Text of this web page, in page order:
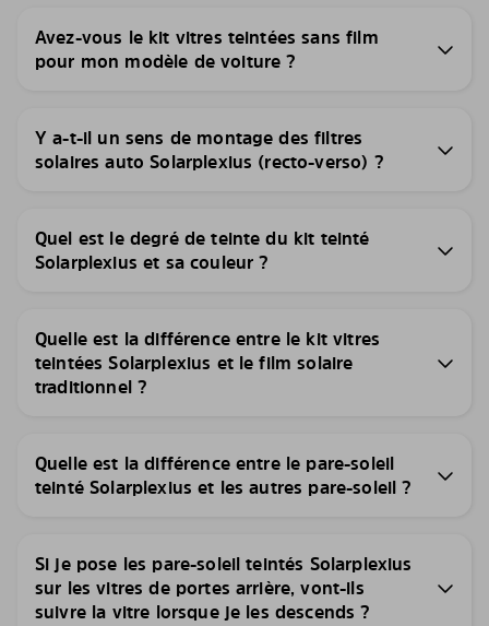
Avez-vous le kit vitres teintées sans film
pour mon modèle de voiture ?
Y a-t-il un sens de montage des filtres
solaires auto Solarplexius (recto-verso) ?
Quel est le degré de teinte du kit teinté
Solarplexius et sa couleur ?
Quelle est la différence entre le kit vitres
teintées Solarplexius et le film solaire
traditionnel ?
Quelle est la différence entre le pare-soleil
teinté Solarplexius et les autres pare-soleil ?
Si je pose les pare-soleil teintés Solarplexius
sur les vitres de portes arrière, vont-ils
suivre la vitre lorsque je les descends ?